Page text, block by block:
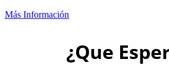
Más Información
¿Que